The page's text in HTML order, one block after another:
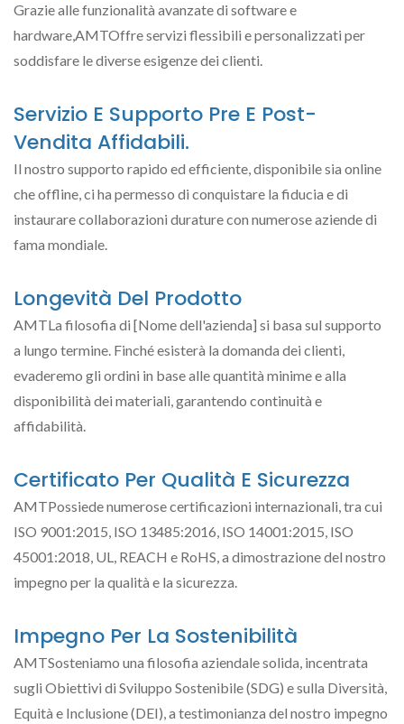
Grazie alle funzionalità avanzate di software e
hardware,AMTOffre servizi flessibili e personalizzati per
soddisfare le diverse esigenze dei clienti.
Servizio E Supporto Pre E Post-
Vendita Affidabili.
Il nostro supporto rapido ed efficiente, disponibile sia online
che offline, ci ha permesso di conquistare la fiducia e di
instaurare collaborazioni durature con numerose aziende di
fama mondiale.
Longevità Del Prodotto
AMTLa filosofia di [Nome dell'azienda] si basa sul supporto
a lungo termine. Finché esisterà la domanda dei clienti,
evaderemo gli ordini in base alle quantità minime e alla
disponibilità dei materiali, garantendo continuità e
affidabilità.
Certificato Per Qualità E Sicurezza
AMTPossiede numerose certificazioni internazionali, tra cui
ISO 9001:2015, ISO 13485:2016, ISO 14001:2015, ISO
45001:2018, UL, REACH e RoHS, a dimostrazione del nostro
impegno per la qualità e la sicurezza.
Impegno Per La Sostenibilità
AMTSosteniamo una filosofia aziendale solida, incentrata
sugli Obiettivi di Sviluppo Sostenibile (SDG) e sulla Diversità,
Equità e Inclusione (DEI), a testimonianza del nostro impegno